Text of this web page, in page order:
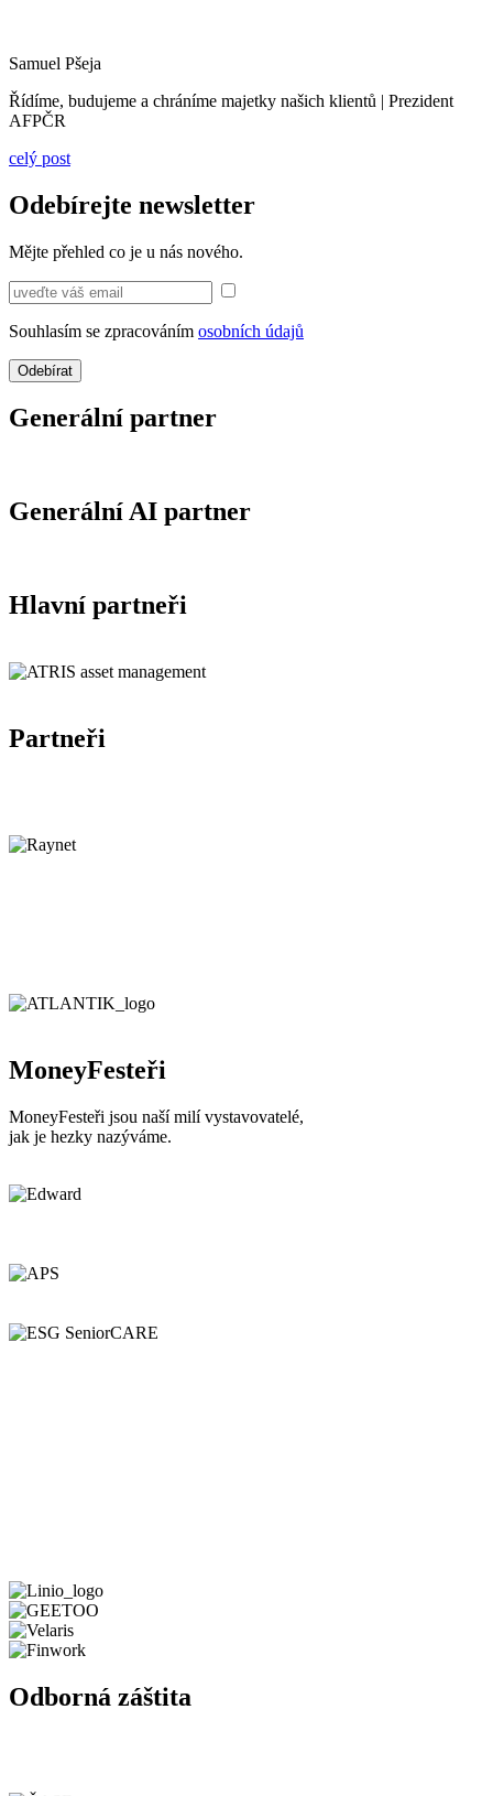
Samuel Pšeja
Řídíme, budujeme a chráníme majetky našich klientů | Prezident
AFPČR
celý post
Odebírejte newsletter
Mějte přehled co je u nás nového.
Souhlasím se zpracováním osobních údajů
Odebírat
Generální partner
Generální AI partner
Hlavní partneři
Partneři
MoneyFesteři
MoneyFesteři jsou naší milí vystavovatelé,
jak je hezky nazýváme.
Odborná záštita